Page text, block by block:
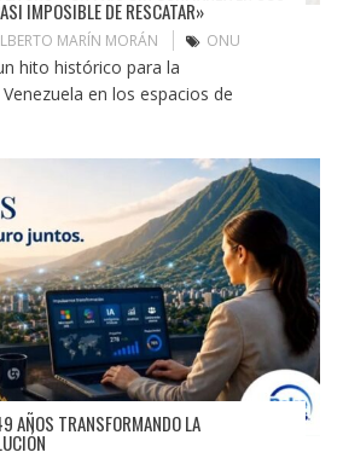
IMPOSIBLE DE RESCATAR»
MARÍN MORÁN ONU
hito histórico para la
en los espacios de
AÑOS TRANSFORMANDO LA